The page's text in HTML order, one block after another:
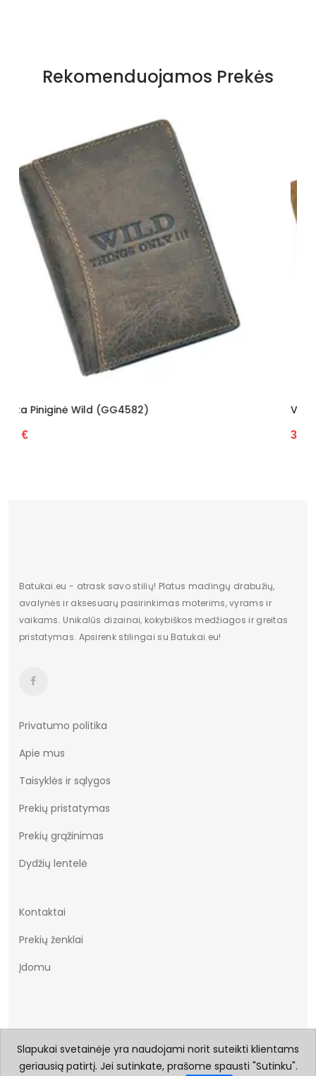
Rekomenduojamos Prekės
Vyriška Piniginė Wild (GG4583)
Batukai.eu - atrask savo stilių! Platus madingų drabužių,
avalynės ir aksesuarų pasirinkimas moterims, vyrams ir
vaikams. Unikalūs dizainai, kokybiškos medžiagos ir greitas
pristatymas. Apsirenk stilingai su Batukai.eu!
Privatumo politika
Apie mus
Taisyklės ir sąlygos
Prekių pristatymas
Prekių grąžinimas
Dydžių lentelė
Kontaktai
Prekių ženklai
Įdomu
Slapukai svetainėje yra naudojami norit suteikti klientams
geriausią patirtį. Jei sutinkate, prašome spausti "Sutinku".